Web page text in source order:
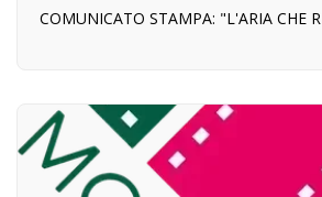
COMUNICATO STAMPA: "L'ARIA CHE